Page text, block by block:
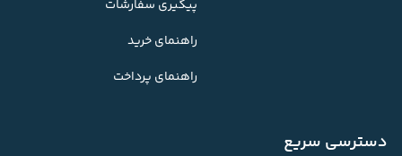
پیگیری سفارشات
راهنمای خرید
راهنمای پرداخت
دسترسی سریع